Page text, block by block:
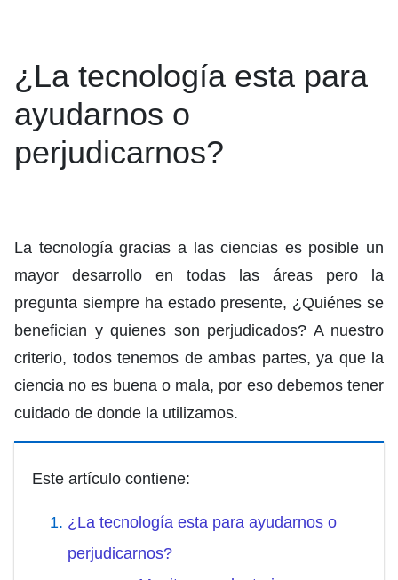
¿La tecnología esta para
ayudarnos o
perjudicarnos?
La tecnología gracias a las ciencias es posible un
mayor desarrollo en todas las áreas pero la
pregunta siempre ha estado presente, ¿Quiénes se
benefician y quienes son perjudicados? A nuestro
criterio, todos tenemos de ambas partes, ya que la
ciencia no es buena o mala, por eso debemos tener
cuidado de donde la utilizamos.
Este artículo contiene:
¿La tecnología esta para ayudarnos o
perjudicarnos?